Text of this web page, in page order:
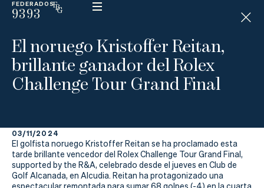
FEDERADOS
9393
ESP
N
D
I
C
A
P
La
Federación
El noruego Kristoffer Reitan,
brillante ganador del Rolex
Challenge Tour Grand Final
03/11/2024
El golfista noruego Kristoffer Reitan se ha proclamado esta
tarde brillante vencedor del Rolex Challenge Tour Grand Final,
supported by the R&A, celebrado desde el jueves en Club de
Golf Alcanada, en Alcudia. Reitan ha protagonizado una